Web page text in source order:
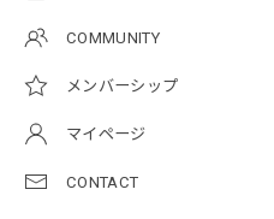
COMMUNITY
メンバーシップ
マイページ
CONTACT